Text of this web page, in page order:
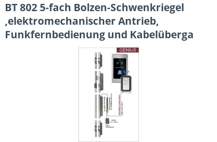
BT 802 5-fach Bolzen-Schwenkriegel
,elektromechanischer Antrieb,
Funkfernbedienung und Kabelüberga